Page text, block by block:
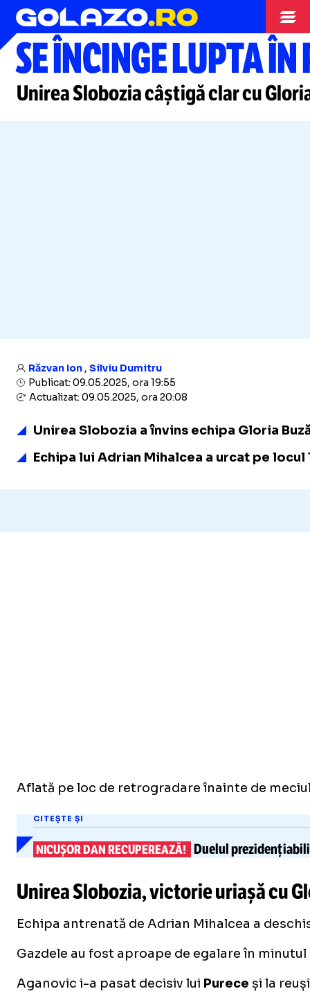
Superliga
SE ÎNCINGE LUPTA ÎN
Unirea Slobozia câștigă clar cu
Răzvan Ion, Silviu Dumitru
Publicat: 09.05.2025, ora 19:55
Actualizat: 09.05.2025, ora 20:08
Unirea Slobozia a învins echipa Gloria
Echipa lui Adrian Mihalcea a urcat pe
Aflată pe loc de retrogradare înainte de
CITEȘTE ȘI
NICUȘOR DAN RECUPEREAZĂ! Duelul
Unirea Slobozia, victorie uriașă cu
Echipa antrenată de Adrian Mihalcea a
Gazdele au fost aproape de egalare în
Aganovic i-a pasat decisiv lui Purece și la